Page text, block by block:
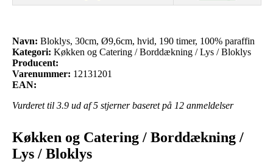
Navn: Bloklys, 30cm, Ø9,6cm, hvid, 190 timer, 100% paraffin
Kategori: Køkken og Catering / Borddækning / Lys / Bloklys
Producent:
Varenummer: 12131201
EAN:
Vurderet til 3.9 ud af 5 stjerner baseret på 12 anmeldelser
Køkken og Catering / Borddækning /
Lys / Bloklys